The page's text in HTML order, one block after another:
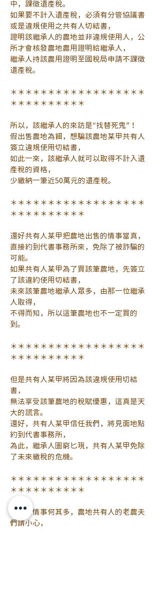
中，課徵遺產稅。
如果要不計入遺產稅，必須有分管協議書
或是違規使用之共有人切結書，
證明該繼承人的農地並非違規使用人，公
所才會核發農地農用證明給繼承人，
繼承人持該農用證明至國稅局申請不課徵
遺產稅。
＊＊＊＊＊＊＊＊＊＊＊＊＊＊＊＊＊＊
＊＊＊＊＊＊＊＊＊＊
所以，該繼承人的來訪是“找替死鬼”！
假出售農地為餌，想騙該農地某甲共有人
簽立違規使用切結書，
如此一來，該繼承人就可以取得不計入遺
產稅的資格，
少繳納一筆近50萬元的遺產稅。
＊＊＊＊＊＊＊＊＊＊＊＊＊＊＊＊＊＊
＊＊＊＊＊＊＊＊＊＊
還好共有人某甲把農地出售的情事當真，
直接約到代書事務所來，免除了被詐騙的
可能。
如果共有人某甲為了買該筆農地，先簽立
了該違約使用切結書，
未來該筆農地繼承人眾多，由那一位繼承
人取得，
不得而知，所以這筆農地也不一定買的
到。
＊＊＊＊＊＊＊＊＊＊＊＊＊＊＊＊＊＊
＊＊＊＊＊＊＊＊＊＊
但是共有人某甲將因為該違規使用切結
書，
無法享受該筆農地的稅賦優惠，這真是天
大的謊言。
還好，共有人某甲信任我們，將見面地點
約到代書事務所，
為此，繼承人圖窮匕現，共有人某甲免除
了未來繳稅的危機。
＊＊＊＊＊＊＊＊＊＊＊＊＊＊＊＊＊＊
＊＊＊＊＊＊＊＊＊＊
詐騙的情事何其多，農地共有人的老農夫
們請小心，